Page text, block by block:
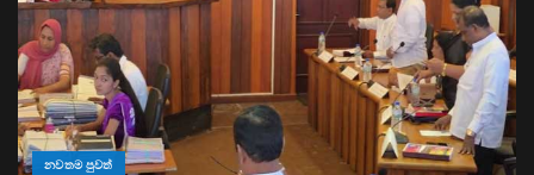
නවතම පුවත්